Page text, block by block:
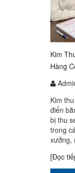
Kim
Hàng
Kim
điển
bị thu
trong
xưởng,
[Đọc